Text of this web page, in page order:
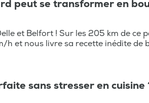
peut se transformer en
et Belfort ! Sur les 205 km de ce
h et nous livre sa recette inédite de
sans stresser en cuisine